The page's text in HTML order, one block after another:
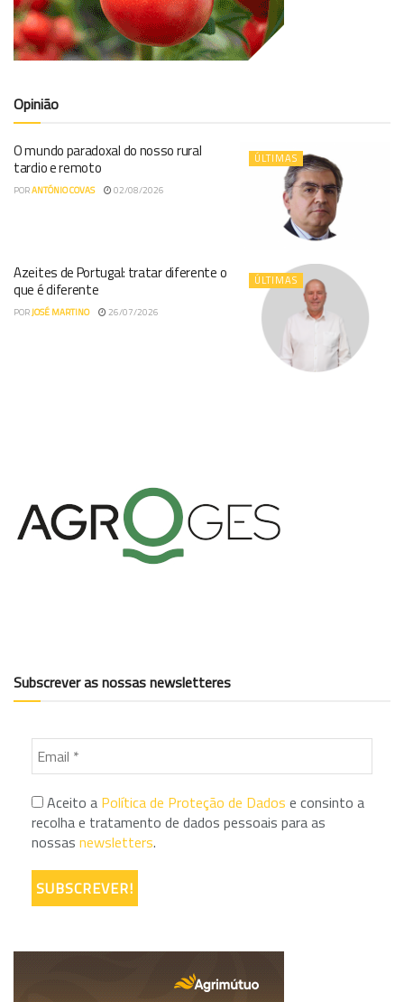
Opinião
ÚLTIMAS
O mundo paradoxal do nosso rural
tardio e remoto
PORANTÓNIO COVAS 02/08/2026
ÚLTIMAS
Azeites de Portugal: tratar diferente o
que é diferente
PORJOSÉ MARTINO 26/07/2026
Subscrever as nossas newsletteres
Aceito a Política de Proteção de Dados e consinto a
recolha e tratamento de dados pessoais para as
nossas newsletters.